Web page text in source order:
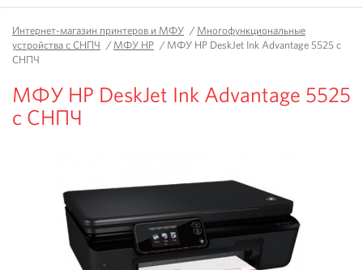
Интернет-магазин принтеров и МФУ /Многофункциональные
устройства с СНПЧ /МФУ HP /МФУ HP DeskJet Ink Advantage 5525 с
СНПЧ
МФУ HP DeskJet Ink Advantage 5525
с СНПЧ